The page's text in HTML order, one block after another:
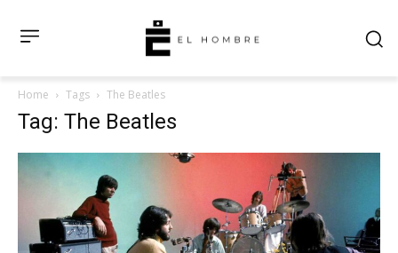
Home Tags The Beatles
Tag: The Beatles